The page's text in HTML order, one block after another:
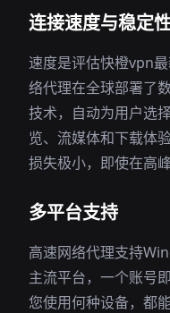
连接速度与稳定
速度是评估快橙vpn
络代理在全球部署了
技术，自动为用户选
览、流媒体和下载体
损失极小，即使在高
多平台支持
高速网络代理支持
主流平台，一个账号
您使用何种设备，都